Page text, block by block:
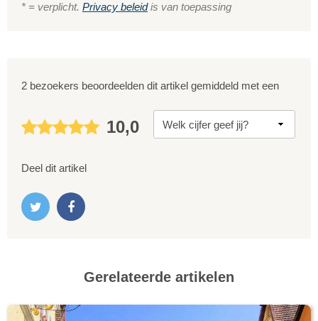
* = verplicht. Privacy beleidis van toepassing
2 bezoekers beoordeelden dit artikel gemiddeld met een
10,0
Deel dit artikel
Gerelateerde artikelen